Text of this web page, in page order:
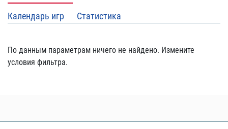
Календарь игр Статистика
По данным параметрам ничего не найдено. Измените
условия фильтра.